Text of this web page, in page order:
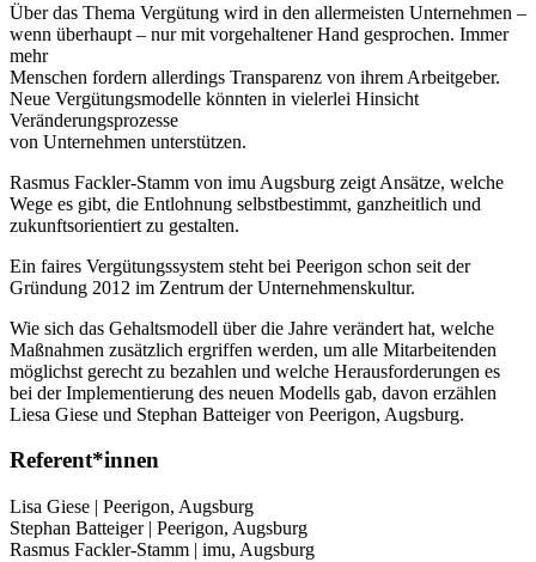
Über das Thema Vergütung wird in den allermeisten Unternehmen –
wenn überhaupt – nur mit vorgehaltener Hand gesprochen. Immer
mehr
Menschen fordern allerdings Transparenz von ihrem Arbeitgeber.
Neue Vergütungsmodelle könnten in vielerlei Hinsicht
Veränderungsprozesse
von Unternehmen unterstützen.
Rasmus Fackler-Stamm von imu Augsburg zeigt Ansätze, welche
Wege es gibt, die Entlohnung selbstbestimmt, ganzheitlich und
zukunftsorientiert zu gestalten.
Ein faires Vergütungssystem steht bei Peerigon schon seit der
Gründung 2012 im Zentrum der Unternehmenskultur.
Wie sich das Gehaltsmodell über die Jahre verändert hat, welche
Maßnahmen zusätzlich ergriffen werden, um alle Mitarbeitenden
möglichst gerecht zu bezahlen und welche Herausforderungen es
bei der Implementierung des neuen Modells gab, davon erzählen
Liesa Giese und Stephan Batteiger von Peerigon, Augsburg.
Referent*innen
Lisa Giese | Peerigon, Augsburg
Stephan Batteiger | Peerigon, Augsburg
Rasmus Fackler-Stamm | imu, Augsburg